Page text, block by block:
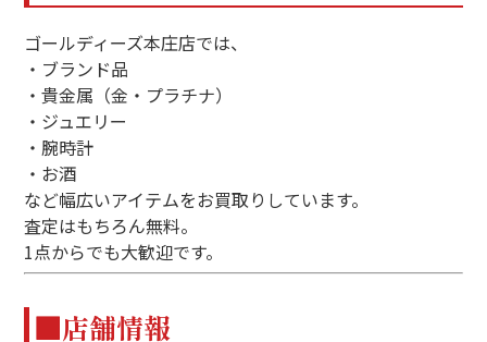
ゴールディーズ本庄店では、
・ブランド品
・貴金属（金・プラチナ）
・ジュエリー
・腕時計
・お酒
など幅広いアイテムをお買取りしています。
査定はもちろん無料。
1点からでも大歓迎です。
■店舗情報